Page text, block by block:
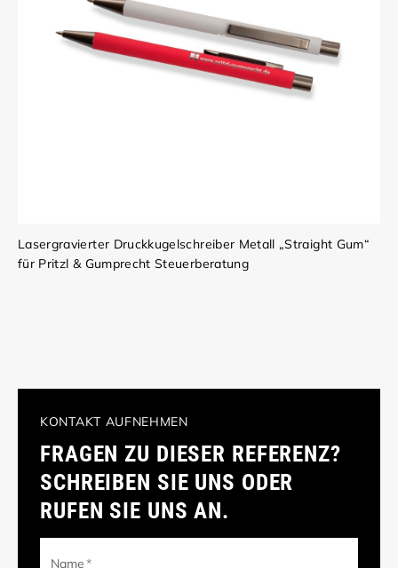
Lasergravierter Druckkugelschreiber Metall „Straight Gum“
für Pritzl & Gumprecht Steuerberatung
KONTAKT AUFNEHMEN
FRAGEN ZU DIESER REFERENZ?
SCHREIBEN SIE UNS ODER
RUFEN SIE UNS AN.
Name*